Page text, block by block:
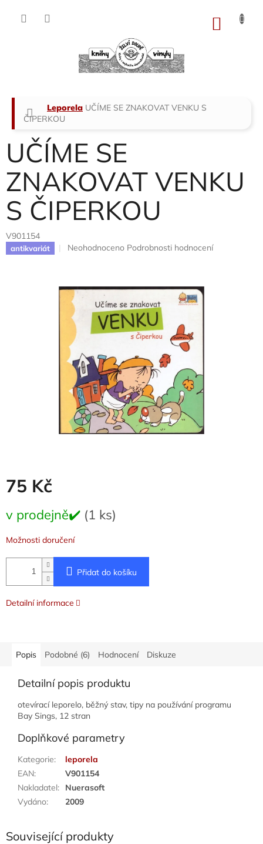
Domů
Leporela UČÍME SE ZNAKOVAT VENKU S
ČIPERKOU
UČÍME SE
ZNAKOVAT VENKU
S ČIPERKOU
V901154
antikvariát
Průměrné
0,0
hvězdiček.
Neohodnoceno Podrobnosti hodnocení
75 Kč
cena:
v prodejně✔️ (1 ks)
Možnosti doručení
Přidat do košíku
Detailní informace
Popis Podobné (6) Hodnocení Diskuze
Detailní popis produktu
otevírací leporelo, běžný stav, tipy na používání programu
Bay Sings, 12 stran
Doplňkové parametry
Kategorie:
leporela
EAN:
V901154
Nakladatel:
Nuerasoft
Vydáno: 2009
Související produkty